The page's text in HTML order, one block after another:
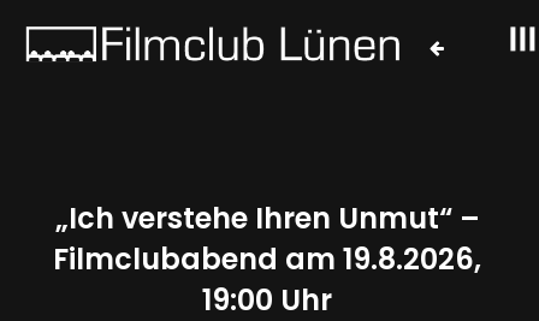
„Ich verstehe Ihren Unmut“ –
Filmclubabend am 19.8.2026,
19:00 Uhr